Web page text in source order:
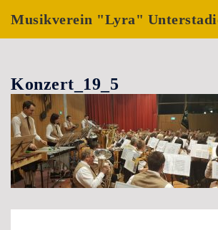
InhaltMusikverein "Lyra"
Konzert_19_5